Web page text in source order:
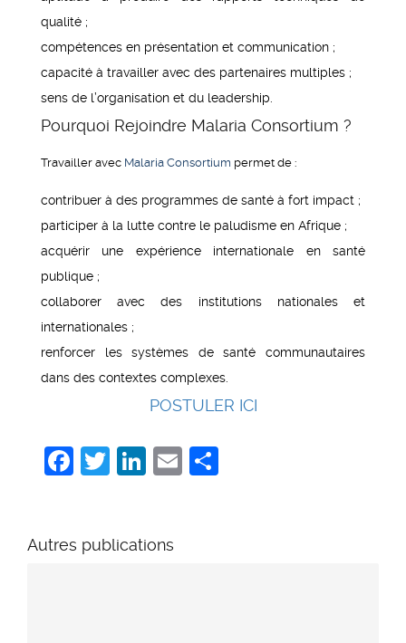
qualité ;
compétences en présentation et communication ;
capacité à travailler avec des partenaires multiples ;
sens de l’organisation et du leadership.
Pourquoi Rejoindre Malaria Consortium ?
Travailler avec Malaria Consortium permet de :
contribuer à des programmes de santé à fort impact ;
participer à la lutte contre le paludisme en Afrique ;
acquérir une expérience internationale en santé
publique ;
collaborer avec des institutions nationales et
internationales ;
renforcer les systèmes de santé communautaires
dans des contextes complexes.
POSTULER ICI
Facebook
Twitter
LinkedIn
Email
Autres publications